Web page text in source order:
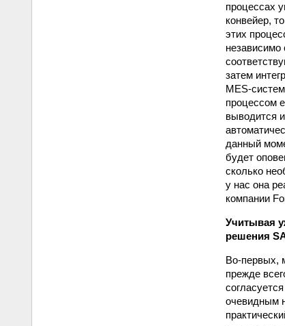
процессах
конвейер,
этих
независимо
затем
процессом
выводится
данный
будет
сколько
у нас она
компании
Учитывая
решения
Во-первых,
прежде
очевидным